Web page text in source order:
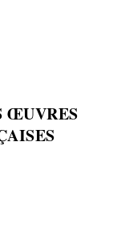
ŒUVRES